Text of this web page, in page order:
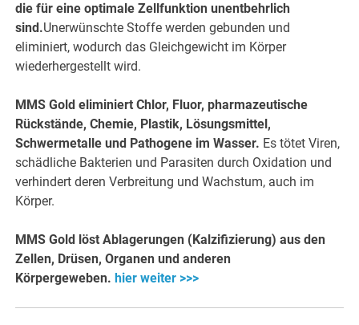
die für eine optimale Zellfunktion unentbehrlich
sind.Unerwünschte Stoffe werden gebunden und
eliminiert, wodurch das Gleichgewicht im Körper
wiederhergestellt wird.
MMS Gold eliminiert Chlor, Fluor, pharmazeutische
Rückstände, Chemie, Plastik, Lösungsmittel,
Schwermetalle und Pathogene im Wasser. Es tötet Viren,
schädliche Bakterien und Parasiten durch Oxidation und
verhindert deren Verbreitung und Wachstum, auch im
Körper.
MMS Gold löst Ablagerungen (Kalzifizierung) aus den
Zellen, Drüsen, Organen und anderen
Körpergeweben. hier weiter >>>